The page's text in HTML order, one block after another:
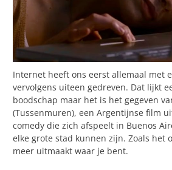
Internet heeft ons eerst allemaal met
vervolgens uiteen gedreven. Dat lijkt
boodschap maar het is het gegeven
(Tussenmuren), een Argentijnse film
comedy die zich afspeelt in Buenos
elke grote stad kunnen zijn. Zoals het
meer uitmaakt waar je bent.